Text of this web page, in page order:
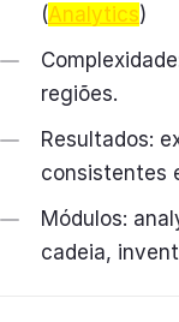
(Analytics)
regiões.
Resultados:
consistentes
Módulos:
cadeia,